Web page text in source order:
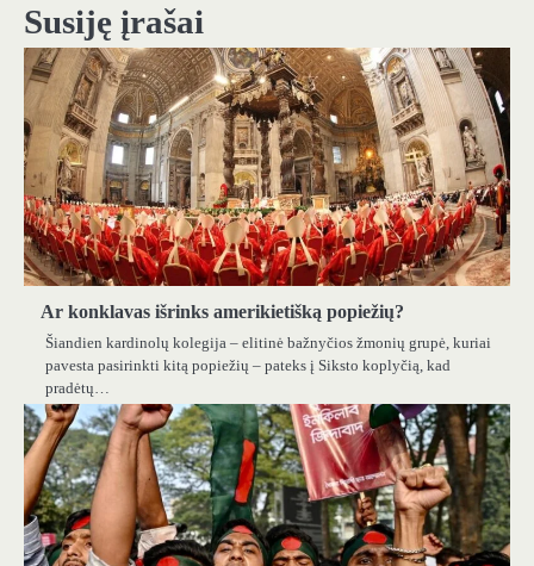
Susiję įrašai
Ar konklavas išrinks amerikietišką popiežių?
Šiandien kardinolų kolegija – elitinė bažnyčios žmonių grupė, kuriai
pavesta pasirinkti kitą popiežių – pateks į Siksto koplyčią, kad
pradėtų…